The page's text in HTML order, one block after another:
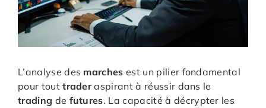
L’analyse des marches est un pilier fondamental
pour touttraderaspirant à réussir dans le
trading de futures. La capacité à décrypter les